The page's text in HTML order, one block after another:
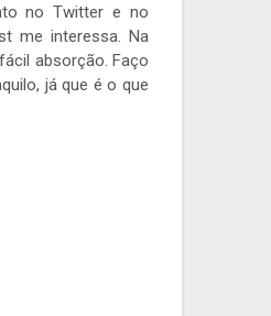
no Twitter e no
me interessa. Na
absorção. Faço
já que é o que